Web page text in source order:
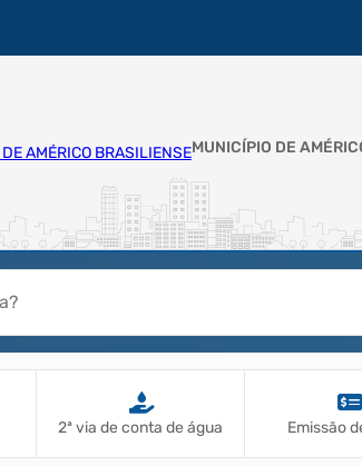
MUNICÍPIO DE
2ª via de conta de água Emissão